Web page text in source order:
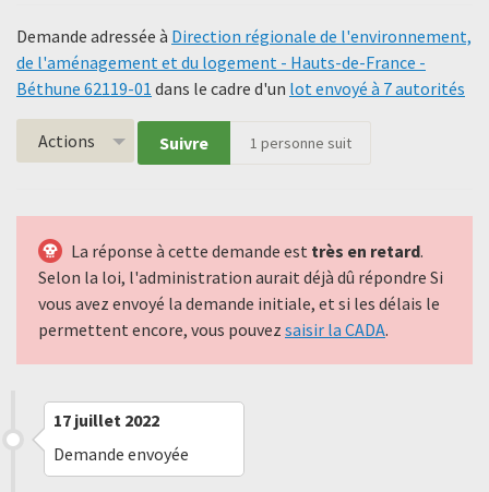
Demande adressée à Direction régionale de l'environnement,
de l'aménagement et du logement - Hauts-de-France -
Béthune 62119-01 dans le cadre d'un lot envoyé à 7 autorités
Actions Suivre 1 personne suit
La réponse à cette demande est très en retard.
Selon la loi, l'administration aurait déjà dû répondre Si
vous avez envoyé la demande initiale, et si les délais le
permettent encore, vous pouvez saisir la CADA.
17 juillet 2022
Demande envoyée